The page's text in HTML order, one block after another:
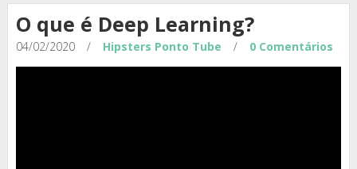
O que é Deep Learning?
04/02/2020 / Hipsters Ponto Tube / 0 Comentários